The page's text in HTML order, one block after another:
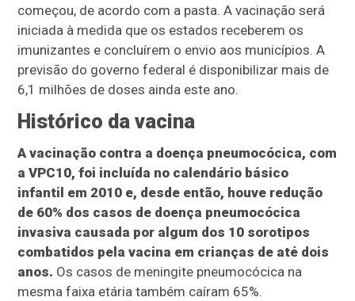
começou, de acordo com a pasta. A vacinação será
iniciada à medida que os estados receberem os
imunizantes e concluírem o envio aos municípios. A
previsão do governo federal é disponibilizar mais de
6,1 milhões de doses ainda este ano.
Histórico da vacina
A vacinação contra a doença pneumocócica, com
a VPC10, foi incluída no calendário básico
infantil em 2010 e, desde então, houve redução
de 60% dos casos de doença pneumocócica
invasiva causada por algum dos 10 sorotipos
combatidos pela vacina em crianças de até dois
anos. Os casos de meningite pneumocócica na
mesma faixa etária também caíram 65%.